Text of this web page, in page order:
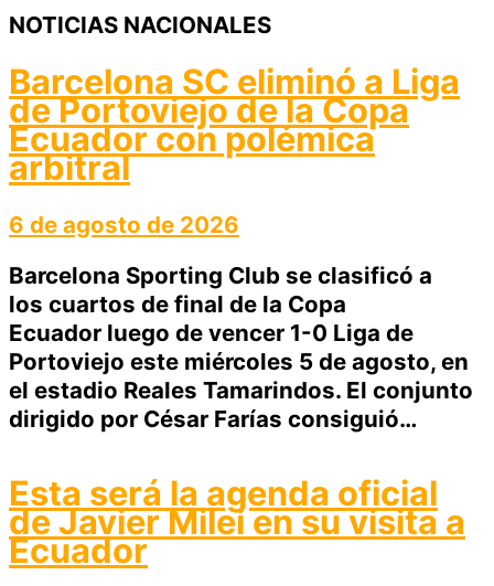
NOTICIAS NACIONALES
Barcelona SC eliminó a Liga
de Portoviejo de la Copa
Ecuador con polémica
arbitral
6 de agosto de 2026
Barcelona Sporting Club se clasificó a
los cuartos de final de la Copa
Ecuador luego de vencer 1-0 Liga de
Portoviejo este miércoles 5 de agosto, en
el estadio Reales Tamarindos. El conjunto
dirigido por César Farías consiguió…
Esta será la agenda oficial
de Javier Milei en su visita a
Ecuador